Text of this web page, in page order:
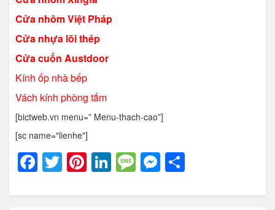
Cửa nhôm Việt Pháp
Cửa nhựa lõi thép
Cửa cuốn Austdoor
Kính ốp nhà bếp
Vách kính phòng tắm
[bictweb.vn menu=” Menu-thach-cao”]
[sc name="lienhe"]
Facebook
Twitter
Pinterest
LinkedIn
Message
Messenger